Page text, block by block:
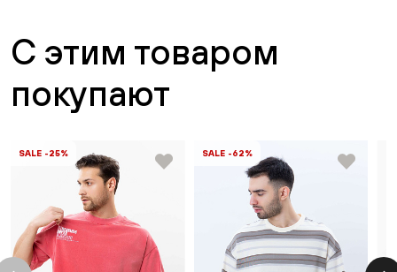
С этим товаром
покупают
SALE -25% SALE -62%